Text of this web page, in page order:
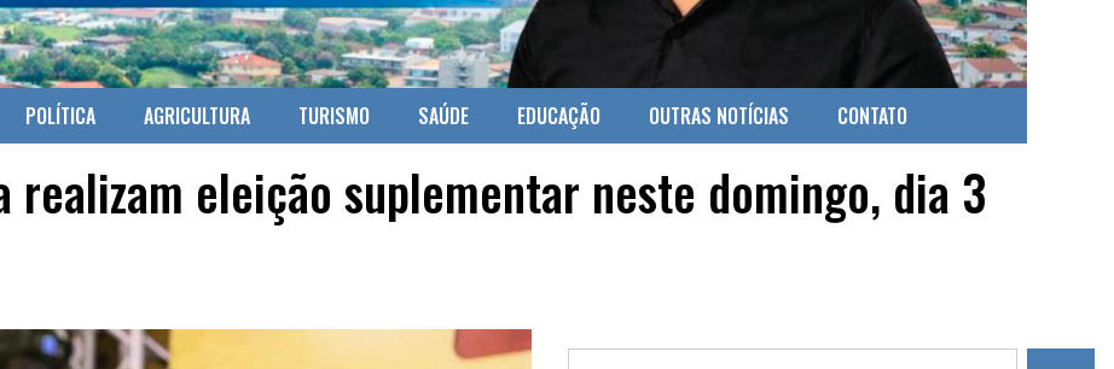
POLÍTICA AGRICULTURA TURISMO SAÚDE EDUCAÇÃO OUTRAS NOTÍCIAS CONTATO
realizam eleição suplementar neste domingo, dia 3